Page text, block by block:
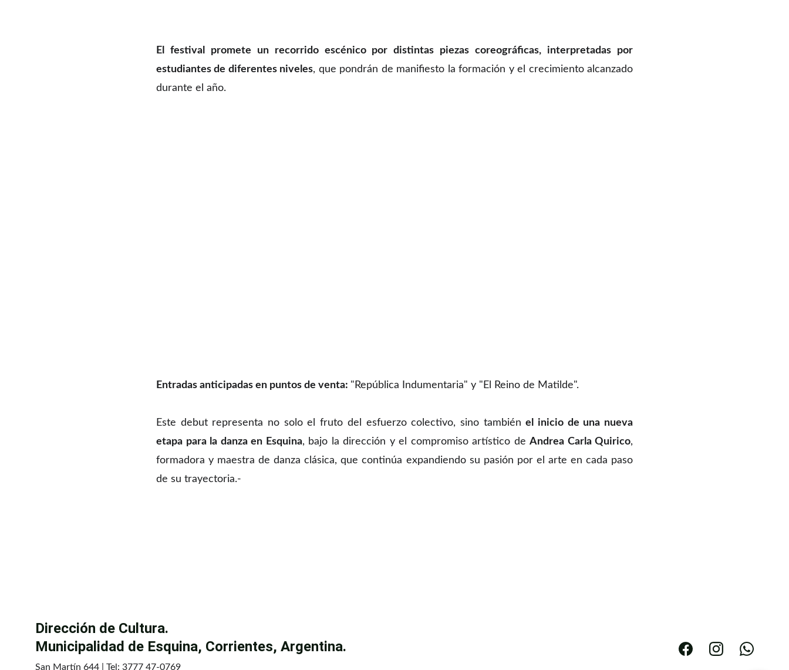
El festival promete un recorrido escénico por distintas piezas coreográficas, interpretadas por
estudiantes de diferentes niveles, que pondrán de manifiesto la formación y el crecimiento alcanzado
durante el año.
Entradas anticipadas en puntos de venta: "República Indumentaria" y " El Reino de Matilde".
Este debut representa no solo el fruto del esfuerzo colectivo, sino tambiénel inicio de una nueva
etapa para la danza en Esquina, bajo la dirección y el compromiso artístico de Andrea Carla Quirico,
formadora y maestra de danza clásica, que continúa expandiendo su pasión por el arte en cada paso
de su trayectoria.-
Dirección de Cultura.
Municipalidad de Esquina, Corrientes, Argentina.
San Martín 644 | Tel: 3777 47-0769